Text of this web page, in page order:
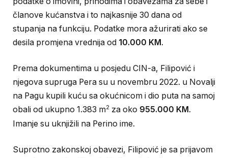
članove kućanstva i to najkasnije 30 dana od
stupanja na funkciju. Podatke mora ažurirati ako se
desila promjena vrednija od 10.000 KM.
Prema dokumentima u posjedu CIN-a, Filipović i
njegova supruga Pera su u novembru 2022. u Novalji
na Pagu kupili kuću sa okućnicom i dio puta na samoj
obali od ukupno 1.383 m2 za oko 955.000 KM .
Imanje su uknjižili na Perino ime.
Suprotno zakonskoj obavezi, Filipović je sa prijavom